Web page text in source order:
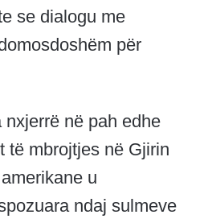
se dialogu me
për
në pah edhe
të mbrojtjes në Gjirin
u
ndaj sulmeve